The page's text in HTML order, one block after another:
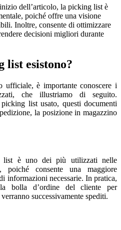
dell’articolo, la picking list è
poiché offre una visione
Inoltre, consente di ottimizzare
decisioni migliori durante
esistono?
ufficiale, è importante conoscere i
che illustriamo di seguito.
list usato, questi documenti
la posizione in magazzino
list è uno dei più utilizzati nelle
poiché consente una maggiore
informazioni necessarie. In pratica,
la bolla d’ordine del cliente per
successivamente spediti.